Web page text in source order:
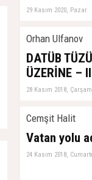
29 Kasım 2020, Pazar
Orhan Ulfanov
DATÜB
ÜZERİNE – II
28 Kasım 2018,
Cemşit Halit
Vatan yolu
24 Kasım 2018,